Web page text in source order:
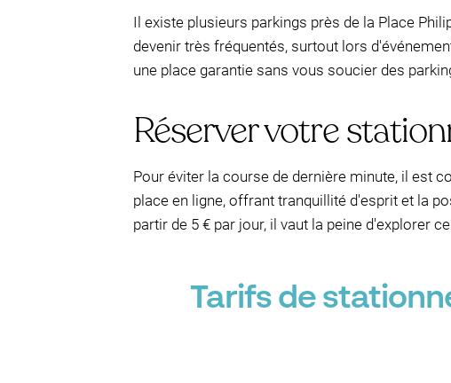
Il existe plusieurs parkings près de la Place
devenir très fréquentés, surtout lors
une place garantie sans vous soucier des
Réserver votre
Pour éviter la course de dernière minute, il est
place en ligne, offrant tranquillité d'esprit et la
partir de 5 € par jour, il vaut la peine d'explorer
Tarifs de